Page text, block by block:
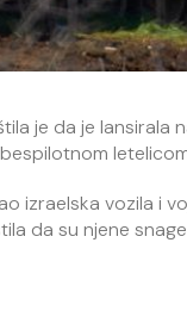
je da je lansirala
vozila i
da su njene